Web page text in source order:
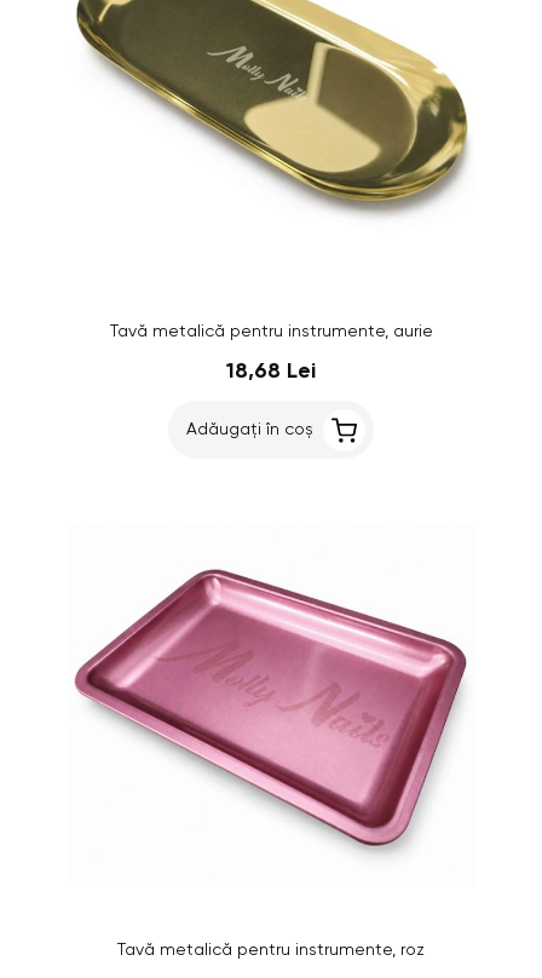
Tavă metalică pentru instrumente, aurie
18,68 Lei
Adăugați în coș
Tavă metalică pentru instrumente, roz